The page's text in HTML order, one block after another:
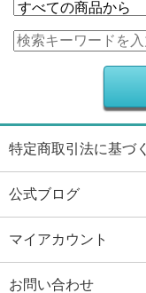
特定商取引法に基づ
公式ブログ
マイアカウント
お問い合わせ